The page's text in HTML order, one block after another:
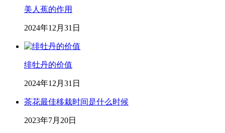
美人蕉的作用
2024年12月31日
绯牡丹的价值
2024年12月31日
茶花最佳移栽时间是什么时候
2023年7月20日